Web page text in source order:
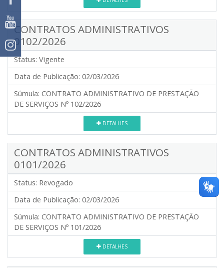
CONTRATOS ADMINISTRATIVOS
0102/2026
Status: Vigente
Data de Publicação: 02/03/2026
Súmula: CONTRATO ADMINISTRATIVO DE PRESTAÇÃO
DE SERVIÇOS Nº 102/2026
DETALHES
CONTRATOS ADMINISTRATIVOS
0101/2026
Status: Revogado
Data de Publicação: 02/03/2026
Súmula: CONTRATO ADMINISTRATIVO DE PRESTAÇÃO
DE SERVIÇOS Nº 101/2026
DETALHES